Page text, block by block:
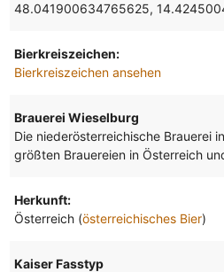
48.041900634765625,
Bierkreiszeichen:
Bierkreiszeichen ansehen
Brauerei Wieselburg
Die niederösterreichische Brauerei
größten Brauereien in Österreich
Herkunft:
Österreich (österreichisches Bier)
Kaiser Fasstyp